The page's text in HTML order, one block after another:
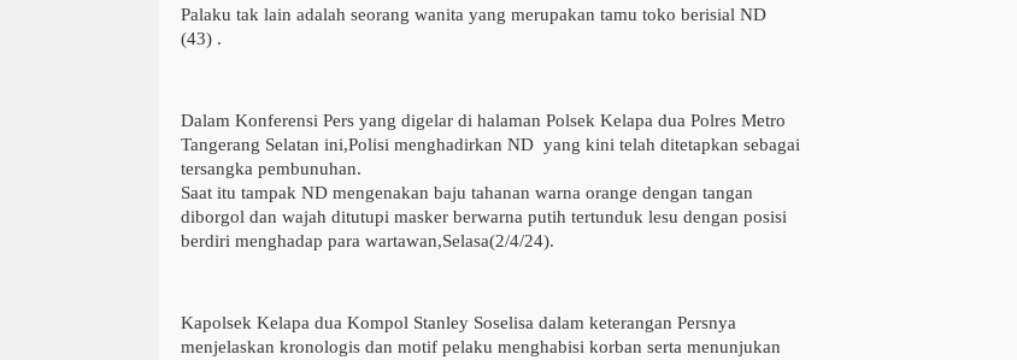
Palaku tak lain adalah seorang wanita yang merupakan tamu toko berisial ND
(43) .
Dalam Konferensi Pers yang digelar di halaman Polsek Kelapa dua Polres Metro
Tangerang Selatan ini,Polisi menghadirkan ND yang kini telah ditetapkan sebagai
tersangka pembunuhan.
Saat itu tampak ND mengenakan baju tahanan warna orange dengan tangan
diborgol dan wajah ditutupi masker berwarna putih tertunduk lesu dengan posisi
berdiri menghadap para wartawan,Selasa(2/4/24).
Kapolsek Kelapa dua Kompol Stanley Soselisa dalam keterangan Persnya
menjelaskan kronologis dan motif pelaku menghabisi korban serta menunjukan